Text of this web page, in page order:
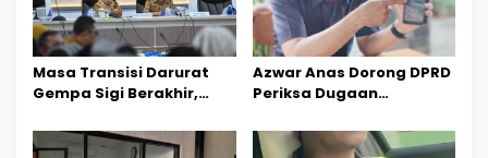
Masa Transisi Darurat
Gempa Sigi Berakhir,
Percepatan Pemulihan
Azwar Anas Dorong DPRD
Periksa Dugaan
Wilayah Tambang PT